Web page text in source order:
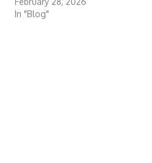
In "Blog"